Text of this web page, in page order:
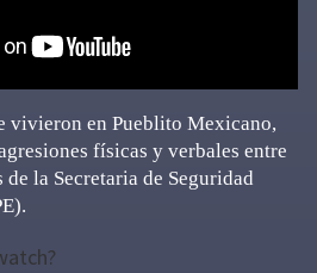
vivieron en Pueblito Mexicano,
físicas y verbales entre
la Secretaria de Seguridad